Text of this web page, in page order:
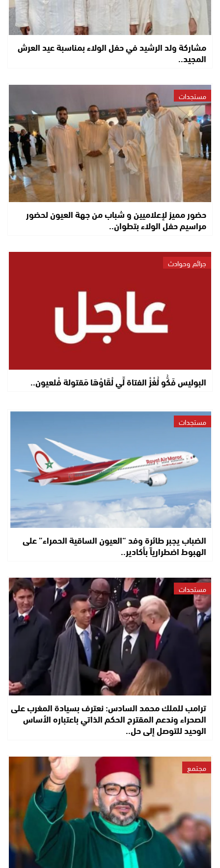
مشاركة ولد الرشيد في حفل الولاء بمناسبة عيد العرش
المجيد..
مستجدات
حضور مميز لإعلاميين و شباب من جهة العيون لحضور
مراسيم حفل الولاء بتطوان..
جرائم وحوادث
البوليس فَكُّو لُغْزْ الفتاة لِّي لْقَاوْهَا مَقتولة فْلعيون..
مستجدات
الضباب يجبر طائرة وفد “العيون الساقية الحمراء” على
الهبوط اضطرارياً بأكادير..
مستجدات
ترامب للملك محمد السادس: نعترف بسيادة المغرب على
الصحراء وندعم المقترح الحكم الذاتي باعتباره الأساس
الوحيد للتوصل إلى حل..
مجتمع